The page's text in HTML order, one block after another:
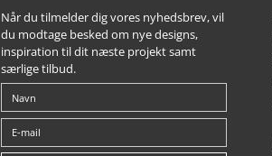
Når du tilmelder dig vores nyhedsbrev, vil
du modtage besked om nye designs,
inspiration til dit næste projekt samt
særlige tilbud.